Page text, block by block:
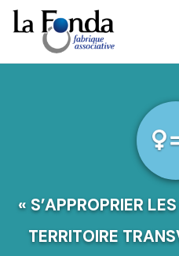
Aller
au
contenu
principal
« S’APPROPRIER
TERRITOIRE